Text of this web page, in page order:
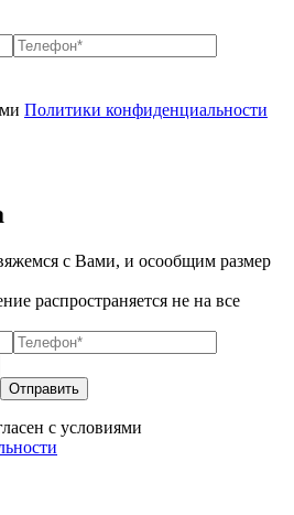
Политики конфиденциальности
с Вами, и осообщим размер
распространяется не на все
с условиями